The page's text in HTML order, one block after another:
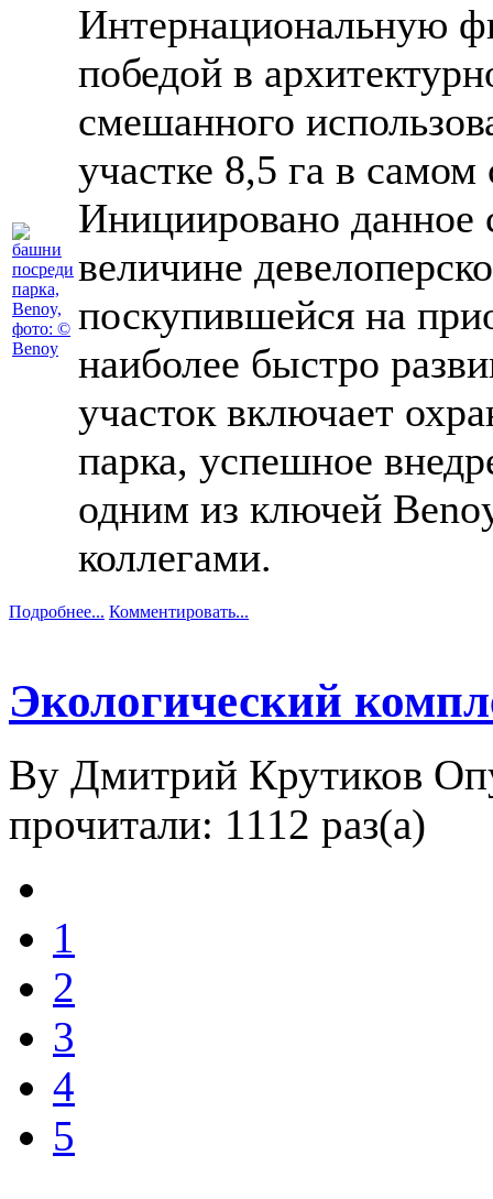
Интернациональную
победой в
смешанного
участке 8,5 га в
Инициировано данное
величине
поскупившейся на
наиболее быстро
участок включает
парка, успешное
одним из ключей
коллегами.
Подробнее... Комментировать...
Экологический
By Дмитрий Крутиков
прочитали: 1112 раз(а)
1
2
3
4
5